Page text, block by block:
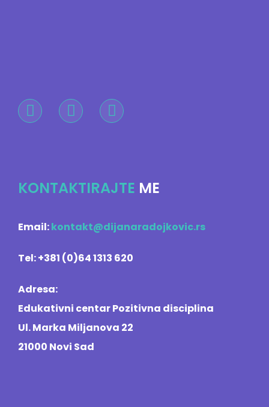
KONTAKTIRAJTE ME
Email:kontakt@dijanaradojkovic.rs
Tel: +381 (0)64 1313 620
Adresa:
Edukativni centar Pozitivna disciplina
Ul. Marka Miljanova 22
21000 Novi Sad